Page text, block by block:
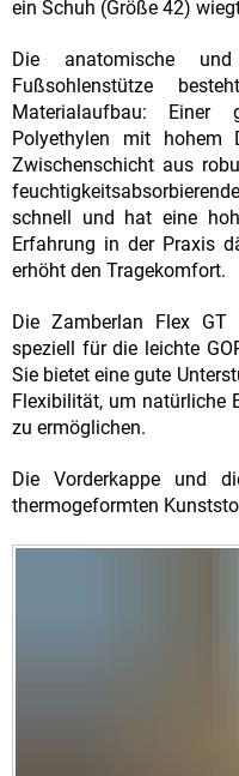
ein Schuh (Größe 42)
Die anatomische
Fußsohlenstütze
Materialaufbau: Einer
Polyethylen mit hohem
Zwischenschicht aus
schnell und hat eine
Erfahrung in der Praxis
erhöht den Tragekomfort.
Die Zamberlan Flex GT
speziell für die leichte
Sie bietet eine gute
Flexibilität, um natürliche
zu ermöglichen.
Die Vorderkappe und
thermogeformten